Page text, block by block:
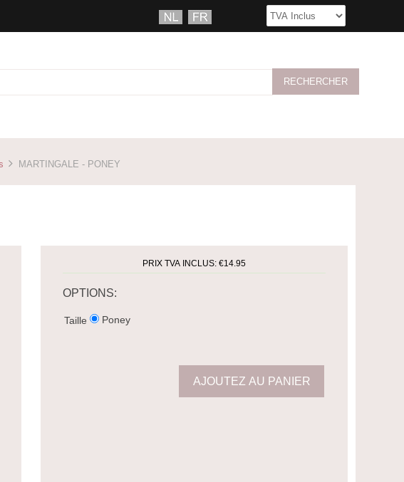
MARTINGALE - PONEY
PRIX TVA INCLUS: €14.95
OPTIONS:
Taille Poney